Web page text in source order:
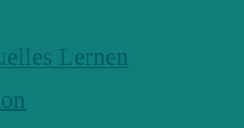
Lernen